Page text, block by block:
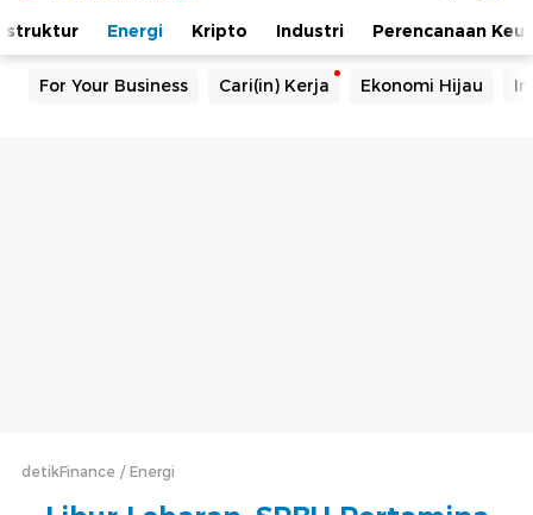
Energi Kripto Industri Perencanaan
For Your Business Cari(in) Kerja Ekonomi Hijau
detikFinance Energi